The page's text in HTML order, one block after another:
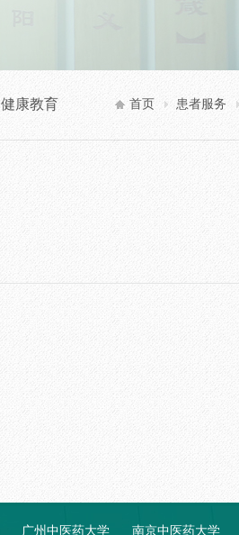
首页 患者服务
健康教育
广州中医药大学 南京中医药大学